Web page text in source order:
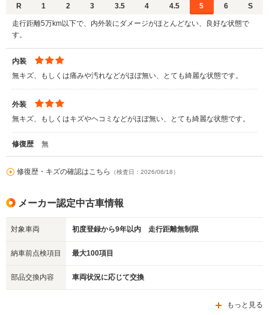
R 1 2 3 3.5 4 4.5 5 6 S
走行距離5万km以下で、内外装にダメージがほとんどない、良好な状態で
す。
内装
無キズ、もしくは痛みや汚れなどがほぼ無い、とても綺麗な状態です。
外装
無キズ、もしくはキズやヘコミなどがほぼ無い、とても綺麗な状態です。
修復歴 無
修復歴・キズの確認はこちら （検査日：2026/06/18）
メーカー認定中古車情報
対象車両 初度登録から9年以内 走行距離無制限
納車前点検項目 最大100項目
部品交換内容 車両状況に応じて交換
もっと見る